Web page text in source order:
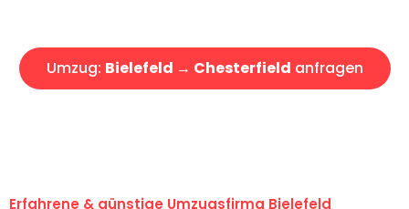
Umzug: Bielefeld → Chesterfield anfragen
Erfahrene & günstige Umzugsfirma Bielefeld